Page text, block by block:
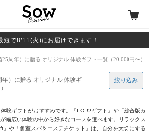
短で8/11(火)にお届けできます！
周年）に贈る オリジナル 体験ギフト一覧（20,000円〜）
）に贈る オリジナル 体験ギ
験ギフトがおすすめです。「FOR2ギフト」や「総合版カ
幅広い体験の中から好きなコースを選べます。リラックス
」や「個室スパ＆エステチケット」は、自分を大切にする
絞り込み